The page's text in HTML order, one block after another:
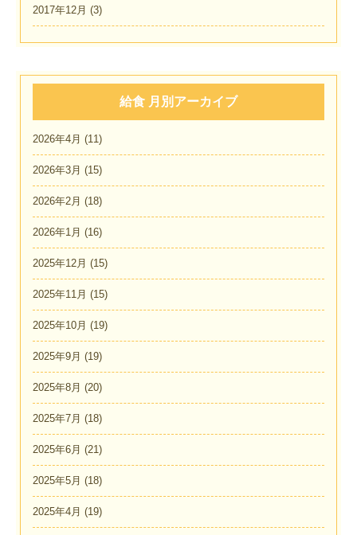
2017年12月 (3)
給食 月別アーカイブ
2026年4月 (11)
2026年3月 (15)
2026年2月 (18)
2026年1月 (16)
2025年12月 (15)
2025年11月 (15)
2025年10月 (19)
2025年9月 (19)
2025年8月 (20)
2025年7月 (18)
2025年6月 (21)
2025年5月 (18)
2025年4月 (19)